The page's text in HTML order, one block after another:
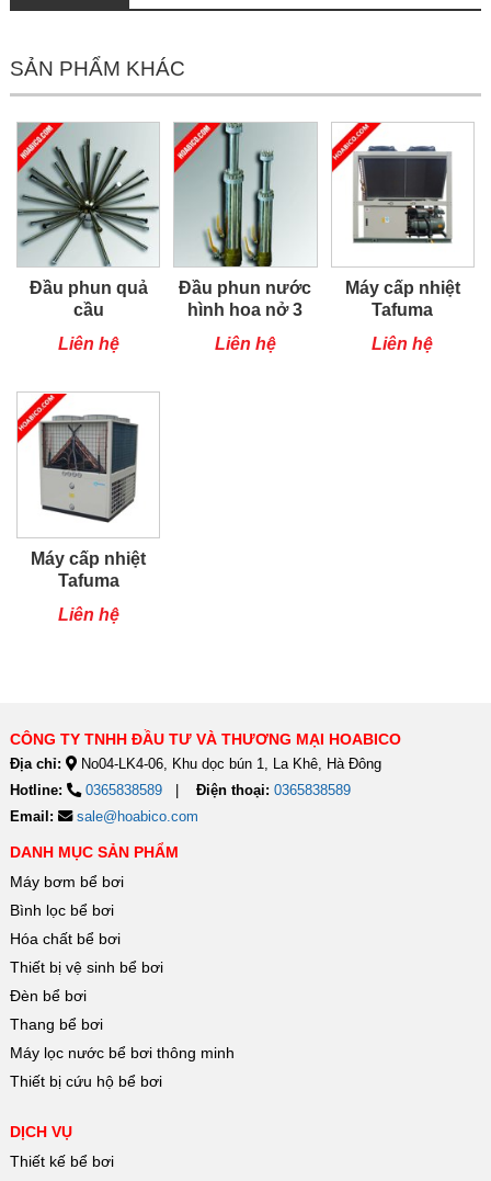
SẢN PHẨM KHÁC
Đầu phun quả
cầu
Liên hệ
Đầu phun nước
hình hoa nở 3
Liên hệ
Máy cấp nhiệt
Tafuma
TSQ100RP
Liên hệ
Máy cấp nhiệt
Tafuma
TSQ80RP
Liên hệ
CÔNG TY TNHH ĐẦU TƯ VÀ THƯƠNG MẠI HOABICO
Địa chỉ:
No04-LK4-06, Khu dọc bún 1, La Khê, Hà Đông
Hotline:
0365838589 Điện thoại: 0365838589
Email:
sale@hoabico.com
DANH MỤC SẢN PHẨM
Máy bơm bể bơi
Bình lọc bể bơi
Hóa chất bể bơi
Thiết bị vệ sinh bể bơi
Đèn bể bơi
Thang bể bơi
Máy lọc nước bể bơi thông minh
Thiết bị cứu hộ bể bơi
DỊCH VỤ
Thiết kế bể bơi